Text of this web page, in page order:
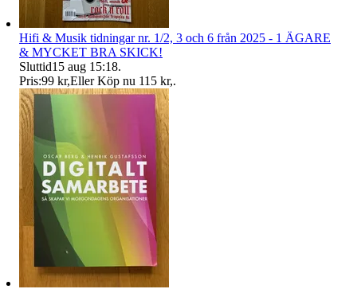
Hifi & Musik tidningar nr. 1/2, 3 och 6 från 2025 - 1 ÄGARE
& MYCKET BRA SKICK!
Sluttid15 aug 15:18.
Pris:99 kr,Eller Köp nu 115 kr,.